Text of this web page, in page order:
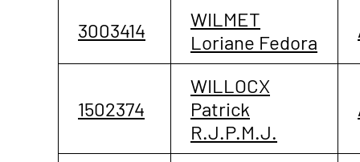
3003414
WILMET
Loriane Fedora
1502374
WILLOCX
Patrick
R.J.P.M.J.